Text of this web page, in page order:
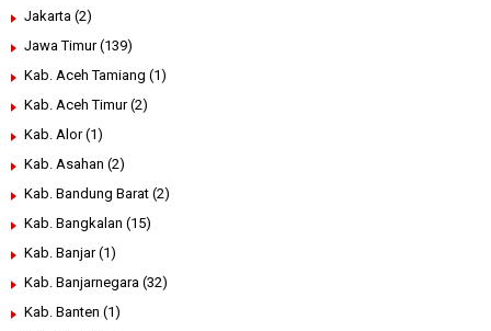
Jakarta (2)
Jawa Timur (139)
Kab. Aceh Tamiang (1)
Kab. Aceh Timur (2)
Kab. Alor (1)
Kab. Asahan (2)
Kab. Bandung Barat (2)
Kab. Bangkalan (15)
Kab. Banjar (1)
Kab. Banjarnegara (32)
Kab. Banten (1)